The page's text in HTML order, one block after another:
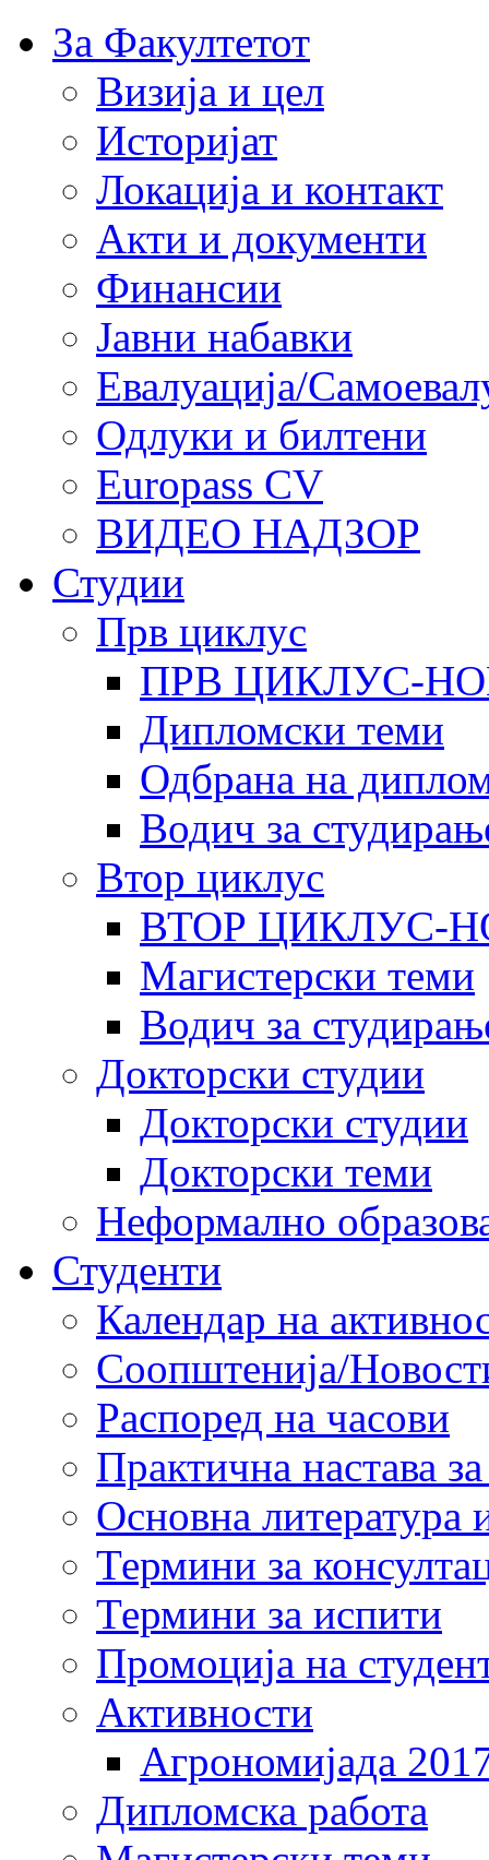
За Факултетот
Визија и цел
Историјат
Локација и контакт
Акти и документи
Финансии
Јавни набавки
Евалуација/
Одлуки и билтени
Europass CV
ВИДЕО НАДЗОР
Студии
Прв циклус
ПРВ ЦИКЛУС-
Дипломски теми
Одбрана на
Водич за
Втор циклус
ВТОР ЦИКЛУС-
Магистерски теми
Водич за
Докторски студии
Докторски студии
Докторски теми
Неформално
Студенти
Календар на
Соопштенија/
Распоред на часови
Практична настава
Основна литература
Термини за
Термини за испити
Промоција на
Активности
Агрономијада
Дипломска работа